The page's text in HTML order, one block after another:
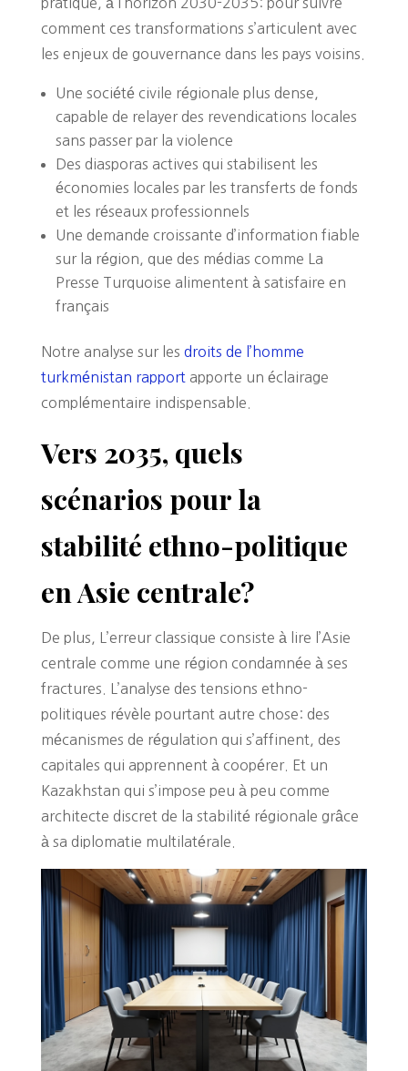
comment ces transformations s’articulent avec
les enjeux de gouvernance dans les pays voisins.
Une société civile régionale plus dense,
capable de relayer des revendications locales
sans passer par la violence
Des diasporas actives qui stabilisent les
économies locales par les transferts de fonds
et les réseaux professionnels
Une demande croissante d’information fiable
sur la région, que des médias comme La
Presse Turquoise alimentent à satisfaire en
français
Notre analyse sur les droits de l’homme
turkménistan rapport apporte un éclairage
complémentaire indispensable.
Vers 2035, quels
scénarios pour la
stabilité ethno-politique
en Asie centrale?
De plus, L’erreur classique consiste à lire l’Asie
centrale comme une région condamnée à ses
fractures. L’analyse des tensions ethno-
politiques révèle pourtant autre chose: des
mécanismes de régulation qui s’affinent, des
capitales qui apprennent à coopérer. Et un
Kazakhstan qui s’impose peu à peu comme
architecte discret de la stabilité régionale grâce
à sa diplomatie multilatérale.